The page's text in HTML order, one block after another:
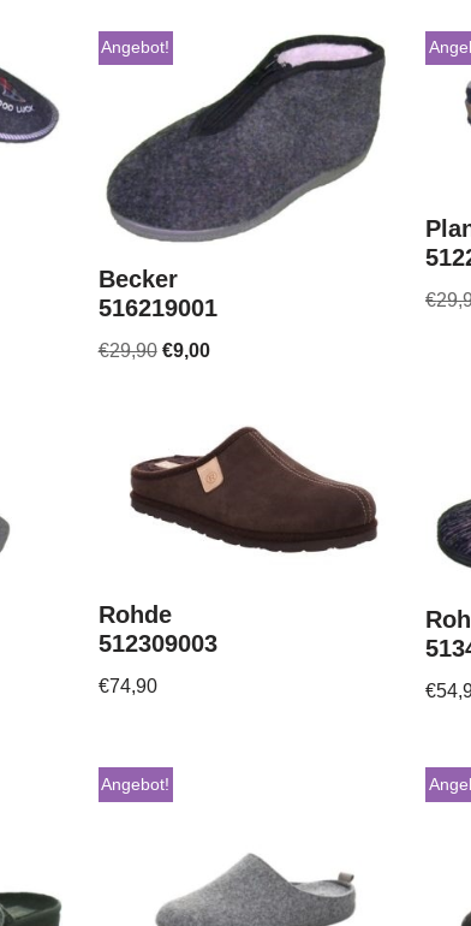
Angebot!
Becker
516219001
€29,90 €9,00
€
Rohde
512309003
€74,90 €
Angebot!